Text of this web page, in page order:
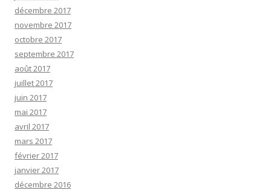
décembre 2017
novembre 2017
octobre 2017
septembre 2017
août 2017
juillet 2017
juin 2017
mai 2017
avril 2017
mars 2017
février 2017
janvier 2017
décembre 2016